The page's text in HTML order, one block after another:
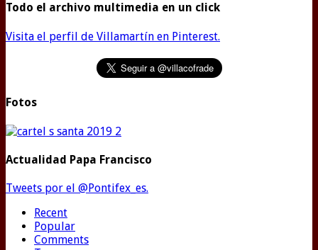
Todo el archivo multimedia en un click
Visita el perfil de Villamartín en Pinterest.
Fotos
Actualidad Papa Francisco
Tweets por el @Pontifex_es.
Recent
Popular
Comments